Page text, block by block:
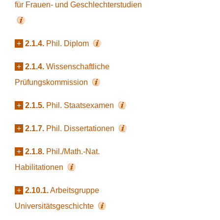
für Frauen- und Geschlechterstudien
+ 2.1.4. Phil. Diplom
+ 2.1.4. Wissenschaftliche
Prüfungskommission
+ 2.1.5. Phil. Staatsexamen
+ 2.1.7. Phil. Dissertationen
+ 2.1.8. Phil./Math.-Nat.
Habilitationen
+ 2.10.1.Arbeitsgruppe
Universitätsgeschichte